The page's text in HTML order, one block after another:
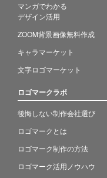
マンガでわかる
デザイン活用
ZOOM背景画像無料作成
キャラマーケット
文字ロゴマーケット
ロゴマークラボ
後悔しない制作会社選び
ロゴマークとは
ロゴマーク制作の方法
ロゴマーク活用ノウハウ